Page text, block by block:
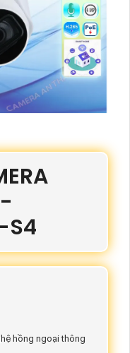
S4
hồng ngoại thông